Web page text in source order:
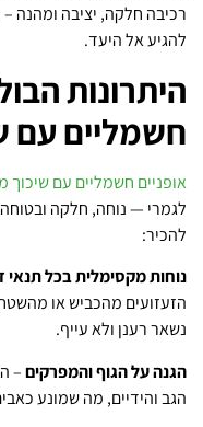
רכיבה חלקה, יציבה ומהנה
להגיע אל היעד.
היתרונות
חשמליים עם
אופניים חשמליים עם שיכוך
לגמרי — נוחה, חלקה
להכיר:
נוחות מקסימלית בכל תנאי
הזעזועים מהכביש או
נשאר רענן ולא עייף.
הגנה על הגוף והמפרקים–
הגב והידיים, מה שמונע